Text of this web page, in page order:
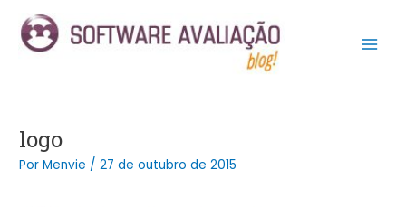
para
logo
PorMenvie /27 de outubro de 2015
navigation